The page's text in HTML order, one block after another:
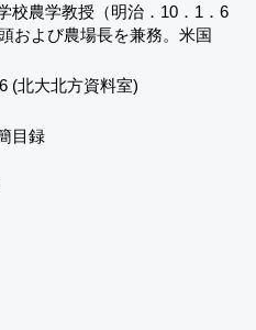
校農学教授（明治．10．1．6
および農場長を兼務。米国
(北大北方資料室)
目録